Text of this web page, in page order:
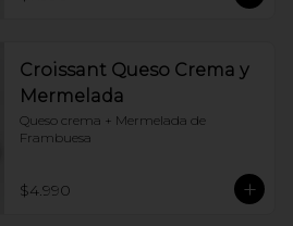
Croissant Queso Crema y
Mermelada
Queso crema + Mermelada de
Frambuesa
$4.990